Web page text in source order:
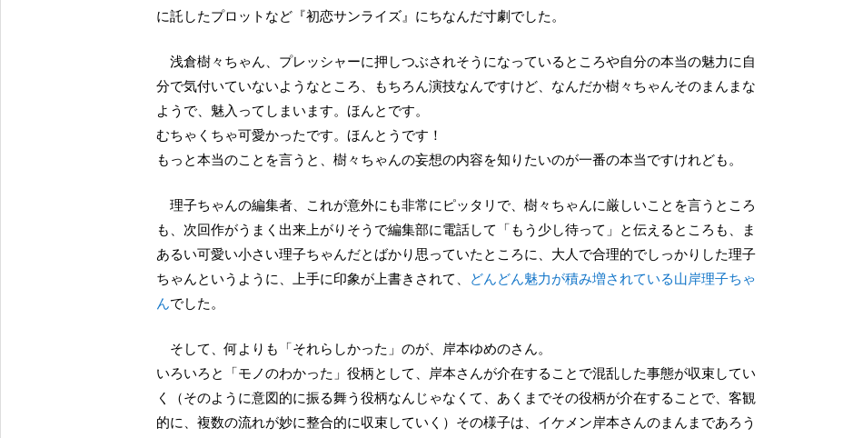
に託したプロットなど『初恋サンライズ』にちなんだ寸劇でした。
浅倉樹々ちゃん、プレッシャーに押しつぶされそうになっているところや自分の本当の魅力に自
分で気付いていないようなところ、もちろん演技なんですけど、なんだか樹々ちゃんそのまんまな
ようで、魅入ってしまいます。ほんとです。
むちゃくちゃ可愛かったです。ほんとうです！
もっと本当のことを言うと、樹々ちゃんの妄想の内容を知りたいのが一番の本当ですけれども。
理子ちゃんの編集者、これが意外にも非常にピッタリで、樹々ちゃんに厳しいことを言うところ
も、次回作がうまく出来上がりそうで編集部に電話して「もう少し待って」と伝えるところも、ま
あるい可愛い小さい理子ちゃんだとばかり思っていたところに、大人で合理的でしっかりした理子
ちゃんというように、上手に印象が上書きされて、
どんどん魅力が積み増されている山岸理子ちゃ
んでした。
そして、何よりも「それらしかった」のが、岸本ゆめのさん。
いろいろと「モノのわかった」役柄として、岸本さんが介在することで混乱した事態が収束してい
く（そのように意図的に振る舞う役柄なんじゃなくて、あくまでその役柄が介在することで、客観
的に、複数の流れが妙に整合的に収束していく）その様子は、イケメン岸本さんのまんまであろう